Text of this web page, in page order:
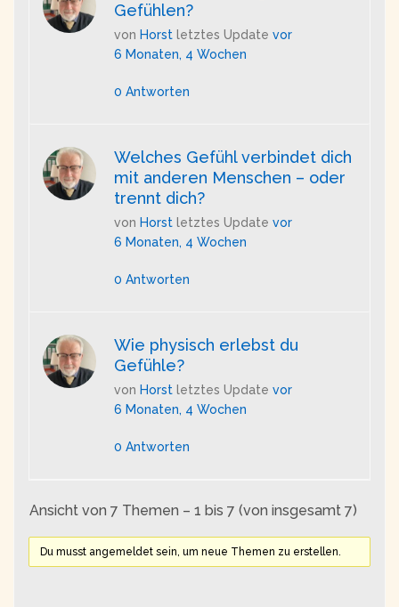
Gefühlen?
von Horst letztes Update vor
6 Monaten, 4 Wochen
0 Antworten
Welches Gefühl verbindet dich
mit anderen Menschen – oder
trennt dich?
von Horst letztes Update vor
6 Monaten, 4 Wochen
0 Antworten
Wie physisch erlebst du
Gefühle?
von Horst letztes Update vor
6 Monaten, 4 Wochen
0 Antworten
Ansicht von 7 Themen – 1 bis 7 (von insgesamt 7)
Du musst angemeldet sein, um neue Themen zu erstellen.